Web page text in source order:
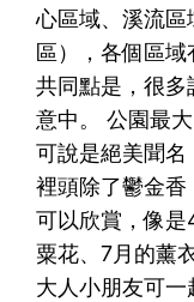
心區域、溪流
區），各個區
共同點是，很
意中。 公園最
可說是絕美聞
裡頭除了鬱金
可以欣賞，像
粟花、7月的薰
大人小朋友可